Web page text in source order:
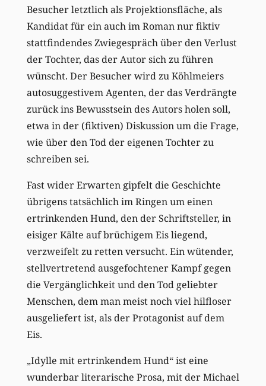
Besucher letztlich als Projektionsfläche, als
Kandidat für ein auch im Roman nur fiktiv
stattfindendes Zwiegespräch über den Verlust
der Tochter, das der Autor sich zu führen
wünscht. Der Besucher wird zu Köhlmeiers
autosuggestivem Agenten, der das Verdrängte
zurück ins Bewusstsein des Autors holen soll,
etwa in der (fiktiven) Diskussion um die Frage,
wie über den Tod der eigenen Tochter zu
schreiben sei.
Fast wider Erwarten gipfelt die Geschichte
übrigens tatsächlich im Ringen um einen
ertrinkenden Hund, den der Schriftsteller, in
eisiger Kälte auf brüchigem Eis liegend,
verzweifelt zu retten versucht. Ein wütender,
stellvertretend ausgefochtener Kampf gegen
die Vergänglichkeit und den Tod geliebter
Menschen, dem man meist noch viel hilfloser
ausgeliefert ist, als der Protagonist auf dem
Eis.
„Idylle mit ertrinkendem Hund“ ist eine
wunderbar literarische Prosa, mit der Michael